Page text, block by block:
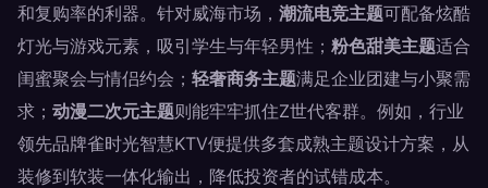
和复购率的利器。针对威海市场， 潮流电竞主题可配备炫酷
灯光与游戏元素，吸引学生与年轻男性； 粉色甜美主题适合
闺蜜聚会与情侣约会； 轻奢商务主题满足企业团建与小聚需
求； 动漫二次元主题则能牢牢抓住Z世代客群。例如，行业
领先品牌雀时光智慧KTV便提供多套成熟主题设计方案，从
装修到软装一体化输出，降低投资者的试错成本。